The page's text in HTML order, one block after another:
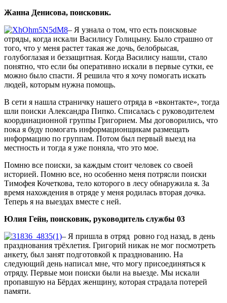
Жанна Денисова, поисковик.
– Я узнала о том, что есть поисковые
отряды, когда искали Василису Голицыну. Было страшно от
того, что у меня растет такая же дочь, белобрысая,
голубоглазая и беззащитная. Когда Василису нашли, стало
понятно, что если бы оперативно искали в первые сутки, ее
можно было спасти. Я решила что я хочу помогать искать
людей, которым нужна помощь.
В сети я нашла страничку нашего отряда в «вконтакте», тогда
шли поиски Александра Пипко. Списалась с руководителем
координационной группы Григорием. Мы договорились, что
пока я буду помогать информационщикам размещать
информацию по группам. Потом был первый выезд на
местность и тогда я уже поняла, что это мое.
Помню все поиски, за каждым стоит человек со своей
историей. Помню все, но особенно меня потрясли поиски
Тимофея Кочеткова, тело которого в лесу обнаружила я. За
время нахождения в отряде у меня родилась вторая дочка.
Теперь я на выездах вместе с ней.
Юлия Гейн, поисковик, руководитель службы 03
– Я пришла в отряд ровно год назад, в день
празднования трёхлетия. Григорий никак не мог посмотреть
анкету, был занят подготовкой к празднованию. На
следующий день написал мне, что могу присоединяться к
отряду. Первые мои поиски были на выезде. Мы искали
пропавшую на Бёрдах женщину, которая страдала потерей
памяти.